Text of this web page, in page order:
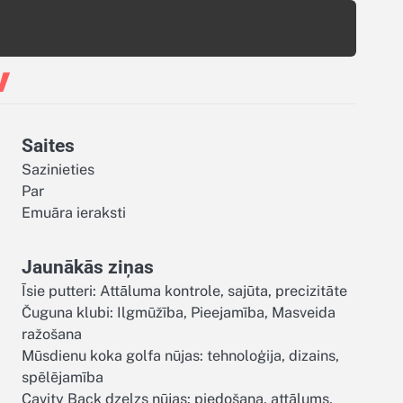
Saites
Sazinieties
Par
Emuāra ieraksti
Jaunākās ziņas
Īsie putteri: Attāluma kontrole, sajūta, precizitāte
Čuguna klubi: Ilgmūžība, Pieejamība, Masveida
ražošana
Mūsdienu koka golfa nūjas: tehnoloģija, dizains,
spēlējamība
Cavity Back dzelzs nūjas: piedošana, attālums,